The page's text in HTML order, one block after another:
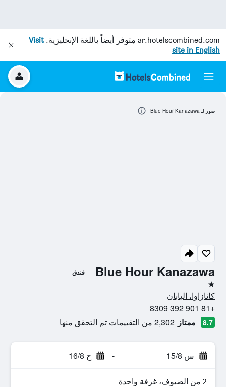
ar.hotelscombined.com متوفر أيضاً باللغة الإنجليزية.Visit
site in English
Blue Hour Kanazawa فندق
نجمة واحدة
كانازاوا، اليابان
+81 901 392 8309
8.7 ممتاز 2,302 من التقييمات تم التحقق منها
س 15/8 - ح 16/8
2 من الضيوف، غرفة واحدة
صور لـ Blue Hour Kanazawa